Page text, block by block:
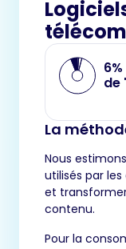
de
La
Nous
utilisés par
et
contenu.
Pour la